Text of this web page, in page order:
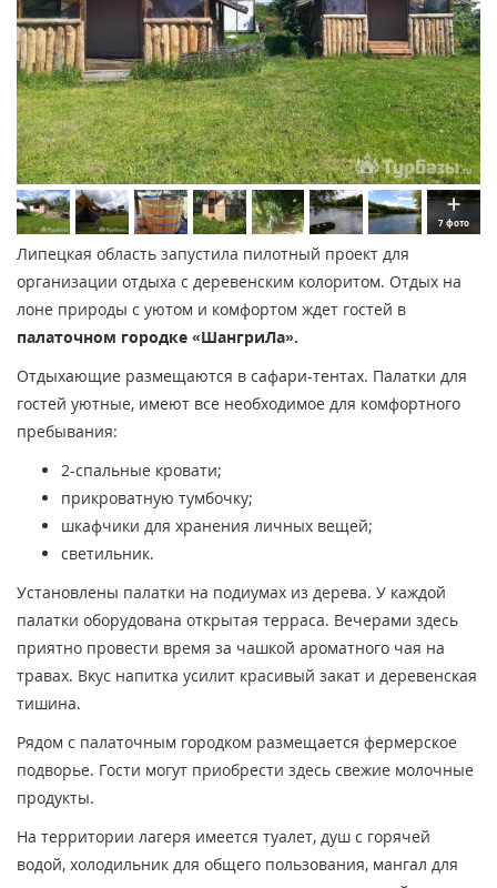
7 фото
Липецкая область запустила пилотный проект для
организации отдыха с деревенским колоритом. Отдых на
лоне природы с уютом и комфортом ждет гостей в
палаточном городке «ШангриЛа».
Отдыхающие размещаются в сафари-тентах. Палатки для
гостей уютные, имеют все необходимое для комфортного
пребывания:
2-спальные кровати;
прикроватную тумбочку;
шкафчики для хранения личных вещей;
светильник.
Установлены палатки на подиумах из дерева. У каждой
палатки оборудована открытая терраса. Вечерами здесь
приятно провести время за чашкой ароматного чая на
травах. Вкус напитка усилит красивый закат и деревенская
тишина.
Рядом с палаточным городком размещается фермерское
подворье. Гости могут приобрести здесь свежие молочные
продукты.
На территории лагеря имеется туалет, душ с горячей
водой, холодильник для общего пользования, мангал для